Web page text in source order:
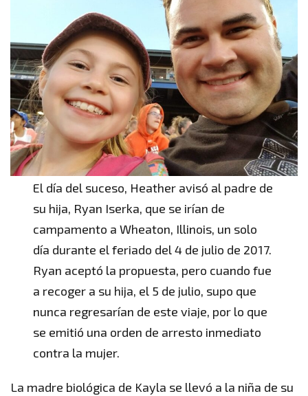
El día del suceso, Heather avisó al padre de
su hija, Ryan Iserka, que se irían de
campamento a Wheaton, Illinois, un solo
día durante el feriado del 4 de julio de 2017.
Ryan aceptó la propuesta, pero cuando fue
a recoger a su hija, el 5 de julio, supo que
nunca regresarían de este viaje, por lo que
se emitió una orden de arresto inmediato
contra la mujer.
La madre biológica de Kayla se llevó a la niña de su